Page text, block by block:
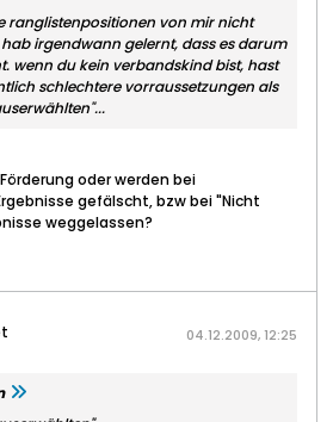
ranglistenpositionen von mir nicht
irgendwann gelernt, dass es darum
wenn du kein verbandskind bist, hast
schlechtere vorraussetzungen als
oder werden bei
gefälscht, bzw bei "Nicht
weggelassen?
04.12.2009, 12:25